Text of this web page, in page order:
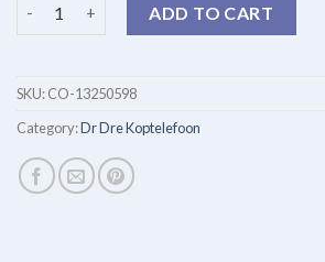
ADD TO CART
SKU:CO-13250598
Category:Dr Dre Koptelefoon